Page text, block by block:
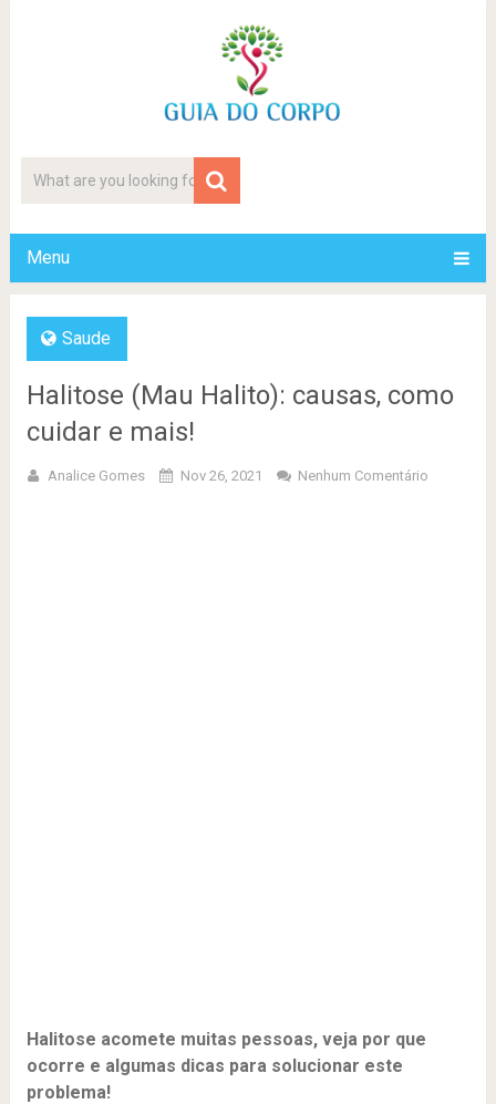
Menu
Saude
Halitose (Mau Halito): causas, como
cuidar e mais!
Analice Gomes Nov 26, 2021 Nenhum Comentário
Halitose acomete muitas pessoas, veja por que
ocorre e algumas dicas para solucionar este
problema!